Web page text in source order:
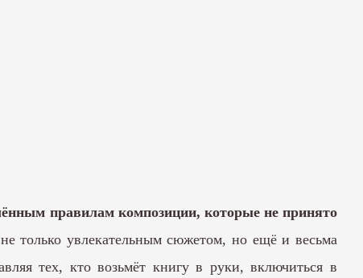
правилам композиции, которые не принято
только увлекательным сюжетом, но ещё и весьма
тех, кто возьмёт книгу в руки, включиться в